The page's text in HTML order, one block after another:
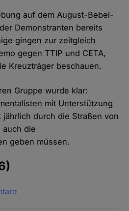
auf dem August-Bebel-
Demonstranten bereits
gingen zur zeitgleich
gegen TTIP und CETA,
Kreuzträger beschauen.
Gruppe wurde klar:
mit Unterstützung
durch die Straßen von
auch die
geben müssen.